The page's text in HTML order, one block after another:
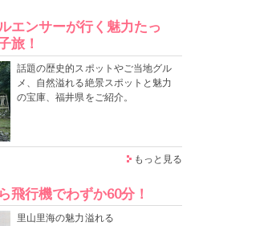
エンサーが行く魅力たっ
旅！
話題の歴史的スポットやご当地グル
メ、自然溢れる絶景スポットと魅力
の宝庫、福井県をご紹介。
もっと見る
飛行機でわずか60分！
里山里海の魅力溢れる